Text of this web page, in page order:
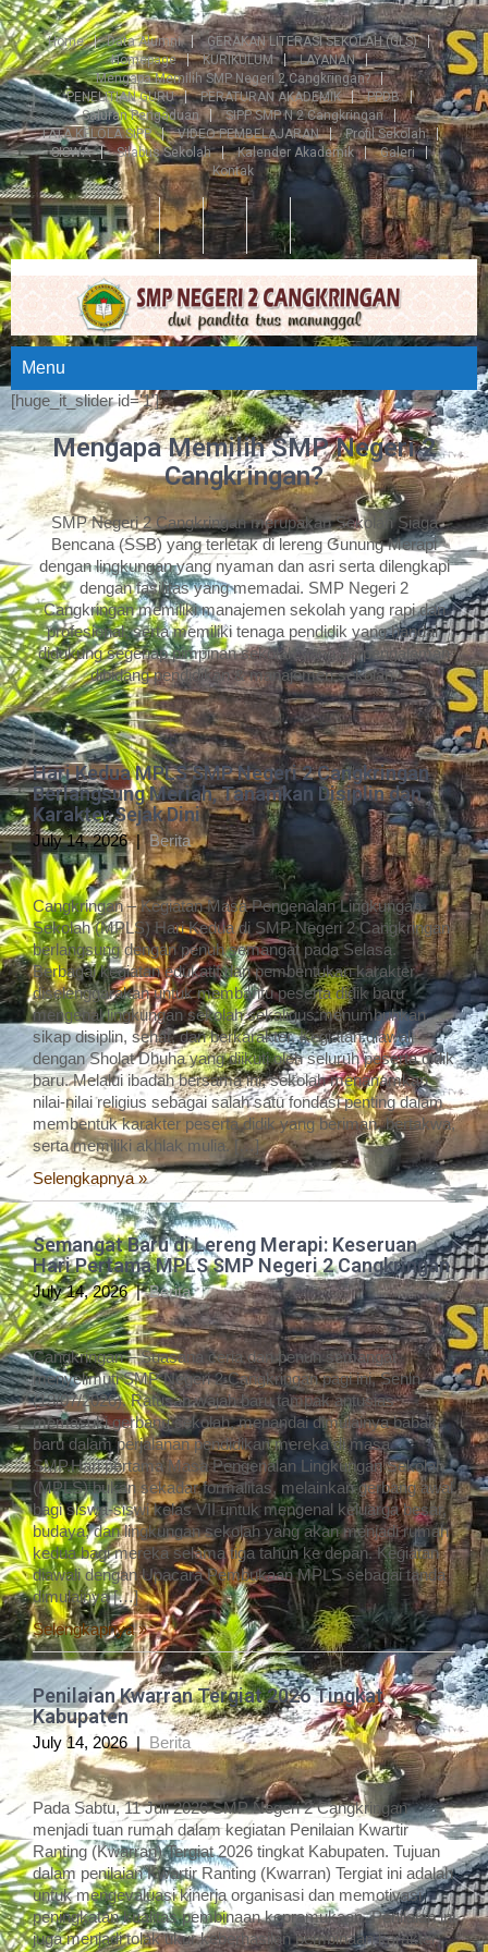
Home Data Alumni
GERAKAN LITERASI SEKOLAH (GLS)
Homepage
KURIKULUM
LAYANAN
Mengapa Memilih SMP Negeri 2 Cangkringan?
PENELITIAN GURU
PERATURAN AKADEMIK
PPDB
Saluran Pengaduan
SIPP SMP N 2 Cangkringan
TATA KELOLA SIPP
VIDEO PEMBELAJARAN
Profil Sekolah
SISWA
Silabus Sekolah Kalender Akademik
Galeri
Kontak
Menu
[huge_it_slider id='1']
Mengapa Memilih SMP Negeri 2
Cangkringan?
SMP Negeri 2 Cangkringan merupakan Sekolah Siaga
Bencana (SSB) yang terletak di lereng Gunung Merapi
dengan lingkungan yang nyaman dan asri serta dilengkapi
dengan fasilitas yang memadai. SMP Negeri 2
Cangkringan memiliki manajemen sekolah yang rapi dan
profesional, serta memiliki tenaga pendidik yang handal,
didukung segenap pimpinan sekolah yang berpengalaman
dibidang pendidikan & manajemen sekolah.
Hari Kedua MPLS SMP Negeri 2 Cangkringan
Berlangsung Meriah, Tanamkan Disiplin dan
Karakter Sejak Dini
July 14, 2026 |Berita
Cangkringan – Kegiatan Masa Pengenalan Lingkungan
Sekolah (MPLS) Hari Kedua di SMP Negeri 2 Cangkringan
berlangsung dengan penuh semangat pada Selasa.
Berbagai kegiatan edukatif dan pembentukan karakter
diselenggarakan untuk membantu peserta didik baru
mengenal lingkungan sekolah sekaligus menumbuhkan
sikap disiplin, sehat, dan berkarakter. Kegiatan diawali
dengan Sholat Dhuha yang diikuti oleh seluruh peserta didik
baru. Melalui ibadah bersama ini, sekolah menanamkan
nilai-nilai religius sebagai salah satu fondasi penting dalam
membentuk karakter peserta didik yang beriman, bertakwa,
serta memiliki akhlak mulia. […]
Selengkapnya »
Semangat Baru di Lereng Merapi: Keseruan
Hari Pertama MPLS SMP Negeri 2 Cangkringan
July 14, 2026 |Berita
Cangkringan – Suasana ceria dan penuh semangat
menyelimuti SMP Negeri 2 Cangkringan pagi ini, Senin
(13/07/2026). Ratusan wajah baru tampak antusias
memasuki gerbang sekolah, menandai dimulainya babak
baru dalam perjalanan pendidikan mereka di masa
SMP.Hari pertama Masa Pengenalan Lingkungan Sekolah
(MPLS) bukan sekadar formalitas, melainkan gerbang awal
bagi siswa-siswi kelas VII untuk mengenal keluarga besar,
budaya, dan lingkungan sekolah yang akan menjadi rumah
kedua bagi mereka selama tiga tahun ke depan. Kegiatan
diawali dengan Upacara Pembukaan MPLS sebagai tanda
dimulainya […]
Selengkapnya »
Penilaian Kwarran Tergiat 2026 Tingkat
Kabupaten
July 14, 2026 | Berita
Pada Sabtu, 11 Juli 2026 SMP Negeri 2 Cangkringan
menjadi tuan rumah dalam kegiatan Penilaian Kwartir
Ranting (Kwarran) Tergiat 2026 tingkat Kabupaten. Tujuan
dalam penilaian Kwartir Ranting (Kwarran) Tergiat ini adalah
untuk mengevaluasi kinerja organisasi dan memotivasi
peningkatan kualitas pembinaan kepramukaan. Penilaian ini
juga menjadi tolak ukur keberhasilan pembinaan karakter